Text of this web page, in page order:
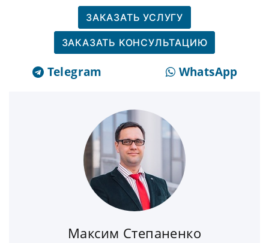
ЗАКАЗАТЬ УСЛУГУ
ЗАКАЗАТЬ КОНСУЛЬТАЦИЮ
Telegram WhatsApp
Максим Степаненко